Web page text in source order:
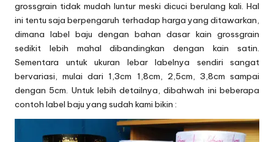
grossgrain tidak mudah luntur meski dicuci berulang kali. Hal
ini tentu saja berpengaruh terhadap harga yang ditawarkan,
dimana label baju dengan bahan dasar kain grossgrain
sedikit lebih mahal dibandingkan dengan kain satin.
Sementara untuk ukuran lebar labelnya sendiri sangat
bervariasi, mulai dari 1,3cm 1,8cm, 2,5cm, 3,8cm sampai
dengan 5cm. Untuk lebih detailnya, dibahwah ini beberapa
contoh label baju yang sudah kami bikin :